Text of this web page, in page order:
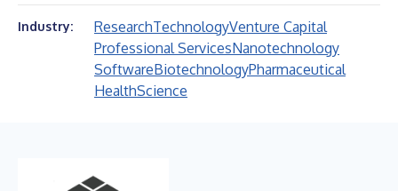
Industry: ResearchTechnologyVenture Capital
Professional ServicesNanotechnology
SoftwareBiotechnologyPharmaceutical
HealthScience